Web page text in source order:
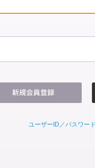
ユーザーID／パスワー